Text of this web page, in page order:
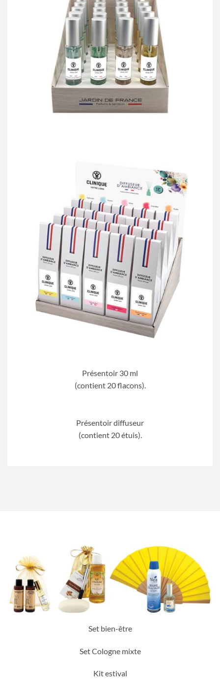
Présentoir 30 ml
(contient 20 flacons).
Présentoir diffuseur
(contient 20 étuis).
Set bien-être
Set Cologne mixte
Kit estival